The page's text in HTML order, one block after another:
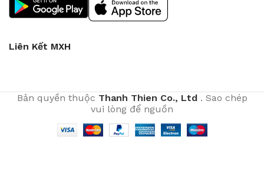
Liên Kết MXH
Bản quyền thuộc Thanh Thien Co., Ltd. Sao chép
vui lòng để nguồn